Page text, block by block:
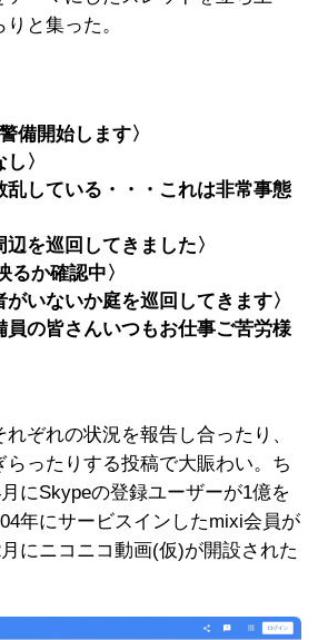
と集った。
備開始します〉
〉
乱している・・・これは非常事態
辺を巡回してきました〉
るか確認中〉
がいないか庭を巡回してきます〉
員の皆さんいつもお仕事ご苦労様
ぞれの状況を報告し合ったり、
らったりする投稿で大賑わい。ち
にSkypeの登録ユーザーが1億を
年にサービスインしたmixi会員が
にニコニコ動画(仮)が開設された